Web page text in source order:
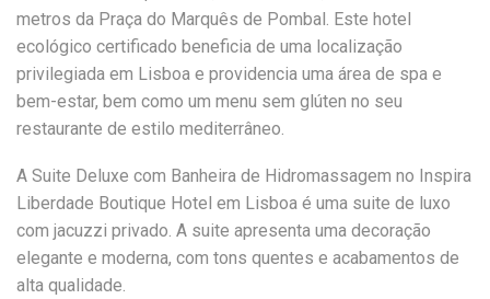
metros da Praça do Marquês de Pombal. Este hotel
ecológico certificado beneficia de uma localização
privilegiada em Lisboa e providencia uma área de spa e
bem-estar, bem como um menu sem glúten no seu
restaurante de estilo mediterrâneo.
A Suite Deluxe com Banheira de Hidromassagem no Inspira
Liberdade Boutique Hotel em Lisboa é uma suite de luxo
com jacuzzi privado. A suite apresenta uma decoração
elegante e moderna, com tons quentes e acabamentos de
alta qualidade.